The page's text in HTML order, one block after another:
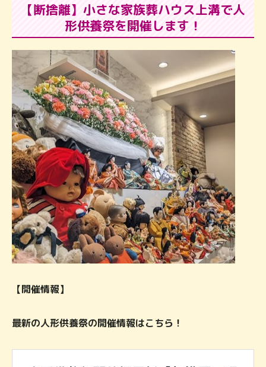
【断捨離】小さな家族葬ハウス上溝で人
形供養祭を開催します！
【開催情報】
最新の人形供養祭の開催情報はこちら！